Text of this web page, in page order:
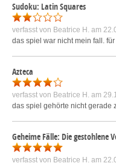
Sudoku: Latin Squares
verfasst von Beatrice H. am
das spiel war nicht mein fall.
Azteca
verfasst von Beatrice H. am
das spiel gehörte nicht gerade
Geheime Fälle: Die gestohlene
verfasst von Beatrice H. am